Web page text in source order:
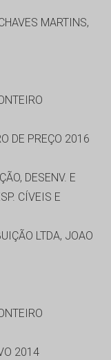
MARTINS,
DE PREÇO 2016
DESENV. E
CÍVEIS E
LTDA, JOAO
2014